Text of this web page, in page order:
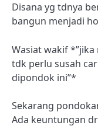
Disana yg tdnya
bangun menjadi
Wasiat wakif
tdk perlu susah
dipondok ini”*
Sekarang
Ada keuntungan